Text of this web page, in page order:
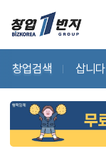
창업검색 삽니다